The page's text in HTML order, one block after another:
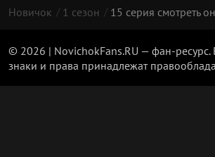
Новичок 1 сезон 15 серия смотреть
© 2026 | NovichokFans.RU — фан-ресурс.
знаки и права принадлежат